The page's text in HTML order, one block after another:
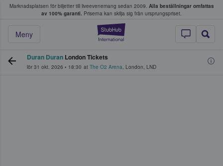
Marknadsplatsen för biljetter till liveevenemang sedan 2009. Alla beställningar omfattas
av 100% garanti. Priserna kan skilja sig från ursprungspriset.
StubHub – där
Meny
köper och säljer biljetter.
Duran Duran London Tickets
lör 31 okt. 2026 • 18:30 at The O2 Arena, London, LND